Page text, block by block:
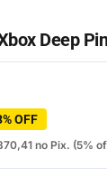
Deep
OFF
no Pix. (5%